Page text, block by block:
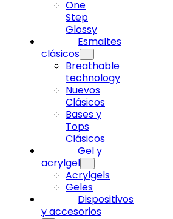
One
Step
Glossy
Esmaltes
clásicos
Breathable
technology
Nuevos
Clásicos
Bases y
Tops
Clásicos
Gel y
acrylgel
Acrylgels
Geles
Dispositivos
y accesorios